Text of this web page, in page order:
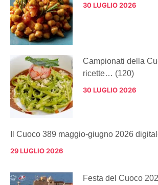
30 LUGLIO 2026
Campionati della
ricette… (120)
30 LUGLIO 2026
Il Cuoco 389 maggio-giugno 2026
29 LUGLIO 2026
Festa del Cuoco